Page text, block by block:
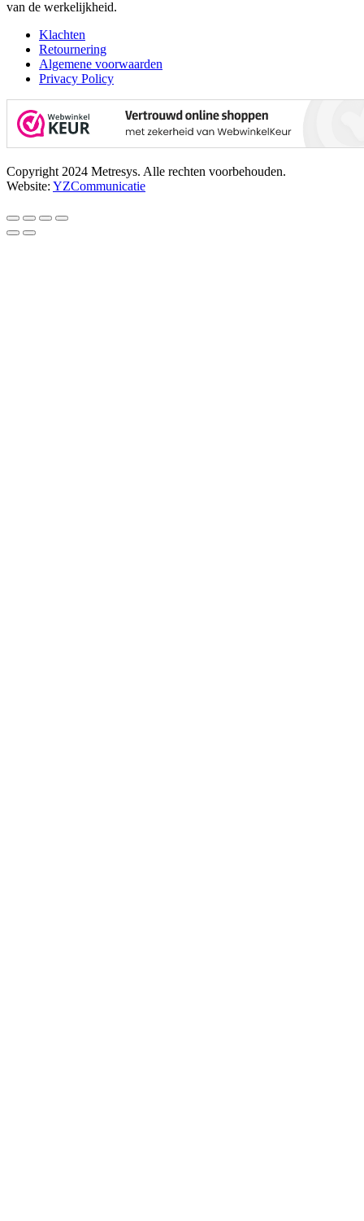
van de werkelijkheid.
Klachten
Retournering
Algemene voorwaarden
Privacy Policy
Copyright 2024 Metresys. Alle rechten voorbehouden.
Website: YZCommunicatie